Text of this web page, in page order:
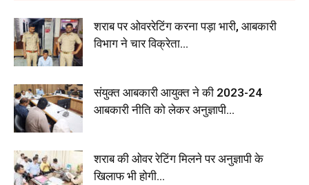
शराब पर ओवररेटिंग करना पड़ा भारी, आबकारी
विभाग ने चार विक्रेता...
संयुक्त आबकारी आयुक्त ने की 2023-24
आबकारी नीति को लेकर अनुज्ञापी...
शराब की ओवर रेटिंग मिलने पर अनुज्ञापी के
खिलाफ भी होगी...